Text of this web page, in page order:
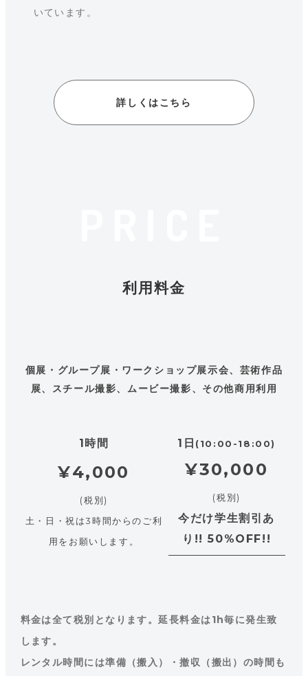
いています。
詳しくはこちら
利用料金
個展・グループ展・ワークショップ展示会、芸術作品
展、スチール撮影、ムービー撮影、その他商用利用
1時間 1日 (10:00-18:00)
¥4,000
(税別)
土・日・祝は3時間からのご利
用をお願いします。
¥30,000
(税別)
今だけ学生割引あ
り!! 50%OFF!!
料金は全て税別となります。延長料金は1h毎に発生致
します。
レンタル時間には準備（搬入）・撤収（搬出）の時間も